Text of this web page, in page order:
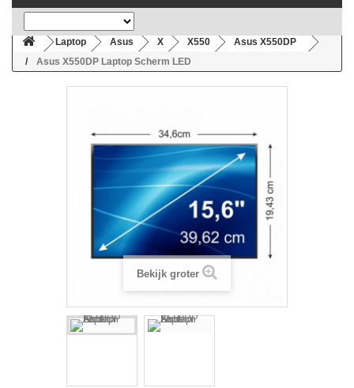
Laptop Asus X X550
Asus X550DP
Asus X550DP Laptop Scherm LED
Bekijk groter